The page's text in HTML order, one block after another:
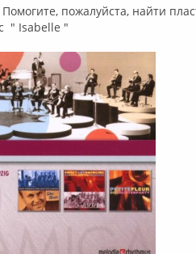
пожалуйста, найти
" Isabelle "